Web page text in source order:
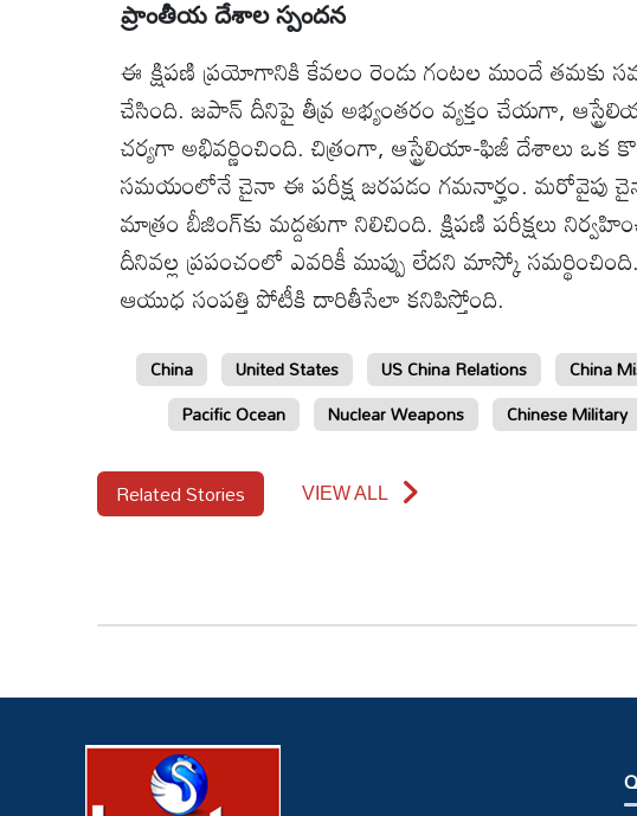
ప్రాంతీయ దేశాల స్పందన
ఈ క్షిపణి ప్రయోగానికి కేవలం రెండు గంటల ముందే తమకు
చేసింది. జపాన్ దీనిపై తీవ్ర అభ్యంతరం వ్యక్తం చేయగా,
చర్యగా అభివర్ణించింది. చిత్రంగా, ఆస్ట్రేలియా-ఫిజీ దేశాలు ఒక
సమయంలోనే చైనా ఈ పరీక్ష జరపడం గమనార్హం. మరోవైపు
మాత్రం బీజింగ్‌కు మద్దతుగా నిలిచింది. క్షిపణి పరీక్షలు
దీనివల్ల ప్రపంచంలో ఎవరికీ ముప్పు లేదని మాస్కో
ఆయుధ సంపత్తి పోటీకి దారితీసేలా కనిపిస్తోంది.
China United States US China Relations China
Pacific Ocean
Nuclear Weapons Chinese Military
Related Stories VIEW ALL